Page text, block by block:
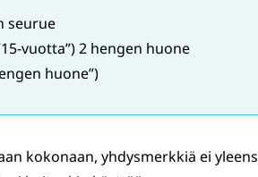
seurue
vuotta”) 2 hengen huone
huone”)
kokonaan, yhdysmerkkiä ei